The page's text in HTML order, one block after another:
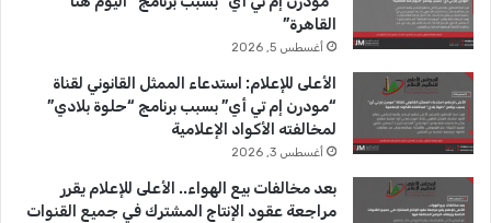
ك
u
b
e
ا
م
القاهرة”
أغسطس 5, 2026
الأعلى للإعلام: استدعاء الممثل القانوني لقناة
“مودرن إم تي أي” بسبب برنامج “حلوة بلادي”
لمخالفته الأكواد الإعلامية
أغسطس 3, 2026
بعد مخالفات بيع الهواء.. الأعلى للإعلام يقرر
مراجعة عقود الإنتاج المشترك في جميع القنوات